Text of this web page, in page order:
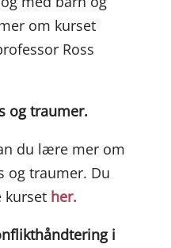
om kurset
Ross
og traumer.
du lære mer om
og traumer. Du
kurset her.
i